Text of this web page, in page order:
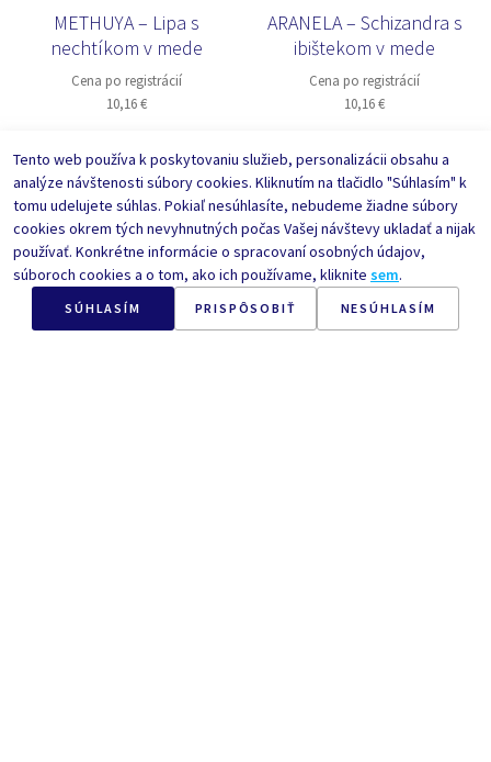
METHUYA – Lipa s
nechtíkom v mede
Cena po registrácií
10,16 €
DO KOŠÍKA
Zadať počet kusov
ARANELA – Schizandra s
ibištekom v mede
Cena po registrácií
10,16 €
DO KOŠÍKA
Zadať počet kusov
VÍLIA KOLEKCIA
Tento web používa k poskytovaniu služieb, personalizácii obsahu a
analýze návštenosti súbory cookies. Kliknutím na tlačidlo "Súhlasím" k
tomu udelujete súhlas. Pokiaľ nesúhlasíte, nebudeme žiadne súbory
cookies okrem tých nevyhnutných počas Vašej návštevy ukladať a nijak
používať. Konkrétne informácie o spracovaní osobných údajov,
súboroch cookies a o tom, ako ich používame, kliknite sem.
SÚHLASÍM PRISPÔSOBIŤ NESÚHLASÍM